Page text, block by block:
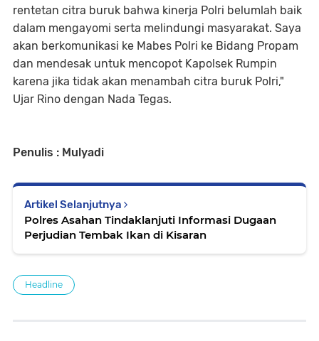
rentetan citra buruk bahwa kinerja Polri belumlah baik
dalam mengayomi serta melindungi masyarakat. Saya
akan berkomunikasi ke Mabes Polri ke Bidang Propam
dan mendesak untuk mencopot Kapolsek Rumpin
karena jika tidak akan menambah citra buruk Polri,"
Ujar Rino dengan Nada Tegas.
Penulis : Mulyadi
Artikel Selanjutnya
Polres Asahan Tindaklanjuti Informasi Dugaan
Perjudian Tembak Ikan di Kisaran
Headline